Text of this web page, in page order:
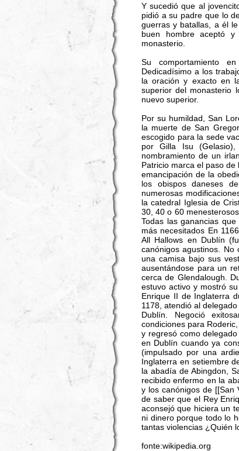
Y sucedió que al
pidió a su padre que lo
guerras y batallas, a él
buen hombre aceptó
monasterio.
Su comportamiento
Dedicadísimo a los
la oración y exacto en
superior del monasterio
nuevo superior.
Por su humildad, San
la muerte de San
escogido para la sede
por Gilla Isu
nombramiento de un
Patricio marca el paso
emancipación de la
los obispos daneses
numerosas
la catedral Iglesia de
30, 40 o 60
Todas las ganancias
más necesitados En
All Hallows en Dublín
canónigos agustinos. No
una camisa bajo sus
ausentándose para un
cerca de Glendalough.
estuvo activo y mostró
Enrique II de Inglaterra
1178, atendió al
Dublín. Negoció
condiciones para
y regresó como
en Dublín cuando ya
(impulsado por una
Inglaterra en setiembre
la abadía de Abingdon,
recibido enfermo en la
y los canónigos de [[San
de saber que el Rey
aconsejó que hiciera un
ni dinero porque todo lo
tantas violencias ¿Quién
fonte:wikipedia.org